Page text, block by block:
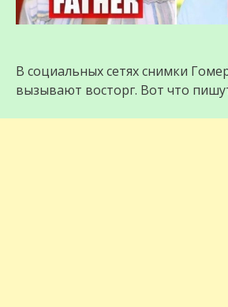
В социальных сетях снимки
вызывают восторг. Вот что